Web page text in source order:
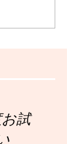
試